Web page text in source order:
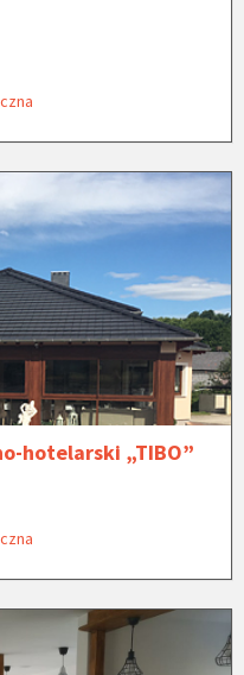
hotelarski „TIBO”